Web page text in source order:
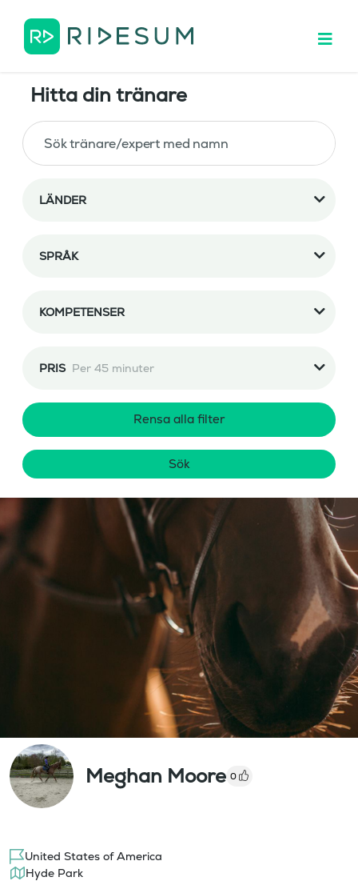
Hitta din tränare
LÄNDER
SPRÅK
KOMPETENSER
PRIS Per 45 minuter
Rensa alla filter
Sök
Meghan Moore 0
United States of America
Hyde Park